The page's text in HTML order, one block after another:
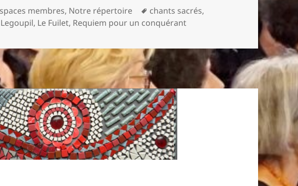
membres, Notre répertoire
Mots-
clés
chants sacrés,
, Le Fuilet, Requiem pour un conquérant